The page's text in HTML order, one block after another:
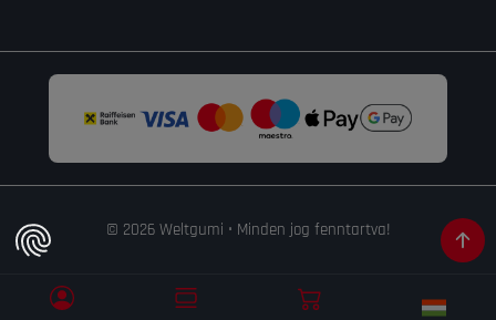
© 2026 Weltgumi • Minden jog fenntartva!